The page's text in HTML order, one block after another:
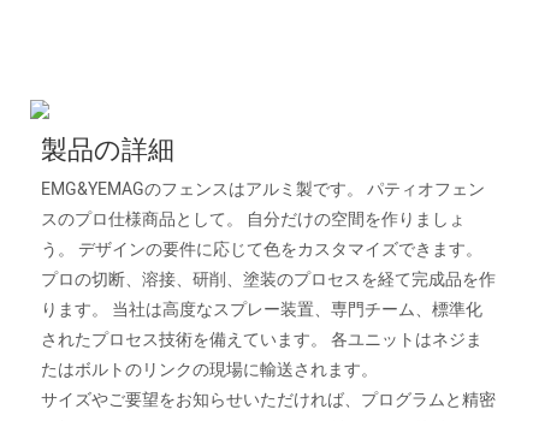
製品の詳細
EMG&YEMAGのフェンスはアルミ製です。 パティオフェン
スのプロ仕様商品として。 自分だけの空間を作りましょ
う。 デザインの要件に応じて色をカスタマイズできます。
プロの切断、溶接、研削、塗装のプロセスを経て完成品を作
ります。 当社は高度なスプレー装置、専門チーム、標準化
されたプロセス技術を備えています。 各ユニットはネジま
たはボルトのリンクの現場に輸送されます。
サイズやご要望をお知らせいただければ、プログラムと精密